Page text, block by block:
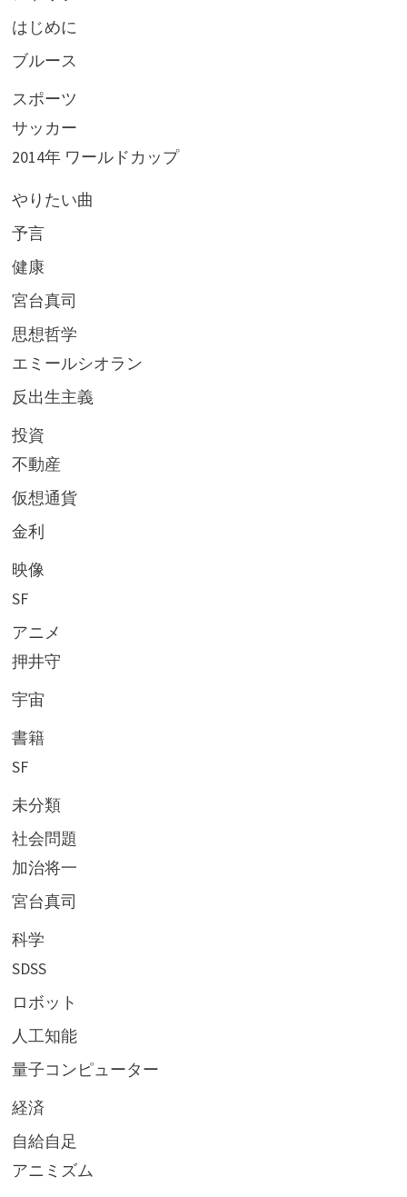
はじめに
ブルース
スポーツ
サッカー
2014年 ワールドカップ
やりたい曲
予言
健康
宮台真司
思想哲学
エミールシオラン
反出生主義
投資
不動産
仮想通貨
金利
映像
SF
アニメ
押井守
宇宙
書籍
SF
未分類
社会問題
加治将一
宮台真司
科学
SDSS
ロボット
人工知能
量子コンピューター
経済
自給自足
アニミズム